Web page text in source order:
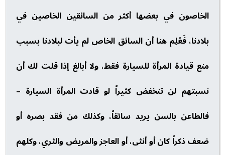
الخاصون في بعضها أكثر من السائقين الخاصين في
بلادنا، فَعُلِم هنا أن السائق الخاص لم يأت لبلادنا بسبب
منع قيادة المرأة للسيارة فقط، ولا أبالغ إذا قلت لك أن
نسبتهم لن تنخفض كثيراً لو قادت المرأة السيارة –
فالطاعن بالسن يريد سائقاً، وكذلك من فقد بصره أو
ضعف ذكراً كان أو أنثى، أو العاجز والمريض والثري، وكلهم